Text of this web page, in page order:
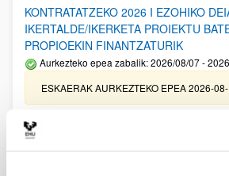
KONTRATATZEKO 2026 I EZOHIKO
IKERTALDE/IKERKETA PROIEKTU
PROPIOEKIN FINANTZATURIK
Aurkezteko epea zabalik: 2026/08/07 -
ESKAERAK AURKEZTEKO EPEA 2026-
UPV/EHUn Azpiegitura Zientifikoa eta
erosi eta berritzeko laguntzak 2026